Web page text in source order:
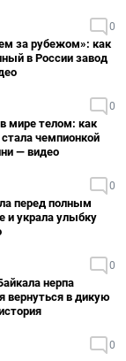
0
за рубежом»: как
в России завод
0
мире телом: как
чемпионкой
— видео
0
перед полным
и украла улыбку
0
нерпа
вернуться в дикую
0